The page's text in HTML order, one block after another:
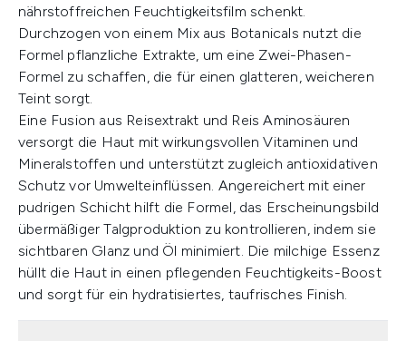
nährstoffreichen Feuchtigkeitsfilm schenkt.
Durchzogen von einem Mix aus Botanicals nutzt die
Formel pflanzliche Extrakte, um eine Zwei-Phasen-
Formel zu schaffen, die für einen glatteren, weicheren
Teint sorgt.
Eine Fusion aus Reisextrakt und Reis Aminosäuren
versorgt die Haut mit wirkungsvollen Vitaminen und
Mineralstoffen und unterstützt zugleich antioxidativen
Schutz vor Umwelteinflüssen. Angereichert mit einer
pudrigen Schicht hilft die Formel, das Erscheinungsbild
übermäßiger Talgproduktion zu kontrollieren, indem sie
sichtbaren Glanz und Öl minimiert. Die milchige Essenz
hüllt die Haut in einen pflegenden Feuchtigkeits-Boost
und sorgt für ein hydratisiertes, taufrisches Finish.